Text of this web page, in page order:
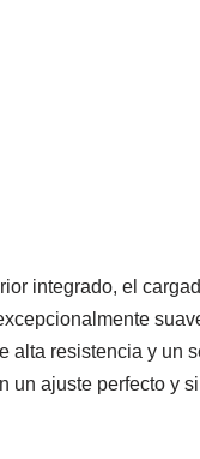
integrado, el
alta resistencia y un
un ajuste perfecto y